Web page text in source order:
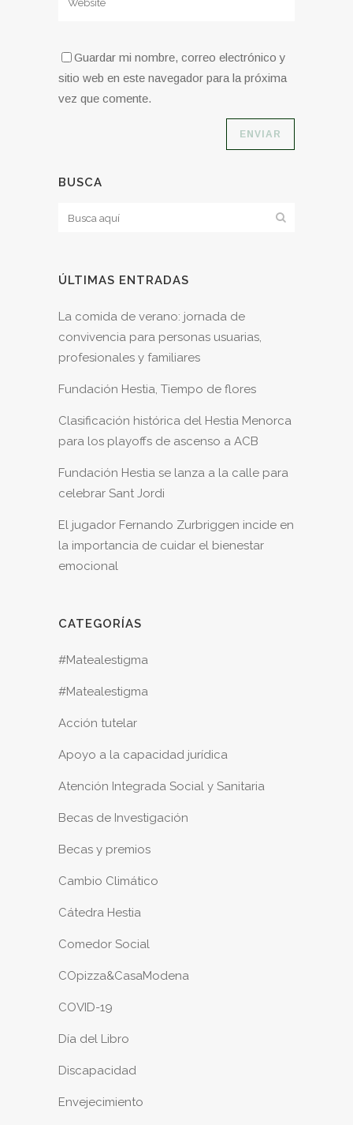
Guardar mi nombre, correo electrónico y
sitio web en este navegador para la próxima
vez que comente.
BUSCA
ÚLTIMAS ENTRADAS
La comida de verano: jornada de
convivencia para personas usuarias,
profesionales y familiares
Fundación Hestia, Tiempo de flores
Clasificación histórica del Hestia Menorca
para los playoffs de ascenso a ACB
Fundación Hestia se lanza a la calle para
celebrar Sant Jordi
El jugador Fernando Zurbriggen incide en
la importancia de cuidar el bienestar
emocional
CATEGORÍAS
#Matealestigma
#Matealestigma
Acción tutelar
Apoyo a la capacidad jurídica
Atención Integrada Social y Sanitaria
Becas de Investigación
Becas y premios
Cambio Climático
Cátedra Hestia
Comedor Social
COpizza&CasaModena
COVID-19
Día del Libro
Discapacidad
Envejecimiento